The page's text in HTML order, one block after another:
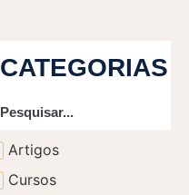
CATEGORIAS
Artigos
Cursos